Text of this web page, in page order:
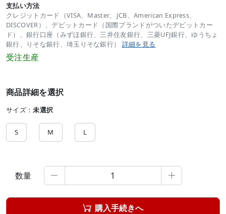
支払い方法
クレジットカード（VISA、Master、JCB、American Express、
DISCOVER）、デビットカード（国際ブランドがついたデビットカー
ド）、銀行口座（みずほ銀行、三井住友銀行、三菱UFJ銀行、ゆうちょ
銀行、りそな銀行、埼玉りそな銀行） 詳細を見る
受注生産
商品詳細を選択
サイズ：未選択
S M L
数量  
 購入手続きへ